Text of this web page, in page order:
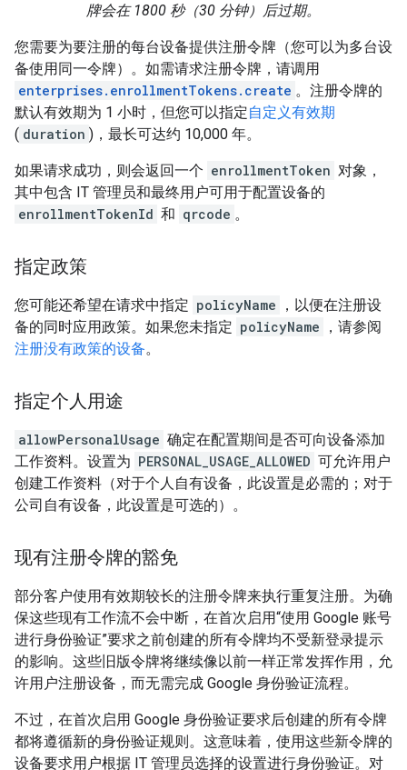
牌会在 1800 秒（30 分钟）后过期。
您需要为要注册的每台设备提供注册令牌（您可以为多台设
备使用同一令牌）。如需请求注册令牌，请调用
enterprises.enrollmentTokens.create 。注册令牌的
默认有效期为 1 小时，但您可以指定自定义有效期
( duration )，最长可达约 10,000 年。
如果请求成功，则会返回一个 enrollmentToken 对象，
其中包含 IT 管理员和最终用户可用于配置设备的
enrollmentTokenId 和 qrcode 。
指定政策
您可能还希望在请求中指定 policyName
，以便在注册设
备的同时应用政策。如果您未指定 policyName
，请参阅
注册没有政策的设备。
指定个人用途
allowPersonalUsage 确定在配置期间是否可向设备添加
工作资料。设置为 PERSONAL_USAGE_ALLOWED 可允许用户
创建工作资料（对于个人自有设备，此设置是必需的；对于
公司自有设备，此设置是可选的）。
现有注册令牌的豁免
部分客户使用有效期较长的注册令牌来执行重复注册。为确
保这些现有工作流不会中断，在首次启用“使用 Google 账号
进行身份验证”要求之前创建的所有令牌均不受新登录提示
的影响。这些旧版令牌将继续像以前一样正常发挥作用，允
许用户注册设备，而无需完成 Google 身份验证流程。
不过，在首次启用 Google 身份验证要求后创建的所有令牌
都将遵循新的身份验证规则。这意味着，使用这些新令牌的
设备要求用户根据 IT 管理员选择的设置进行身份验证。对